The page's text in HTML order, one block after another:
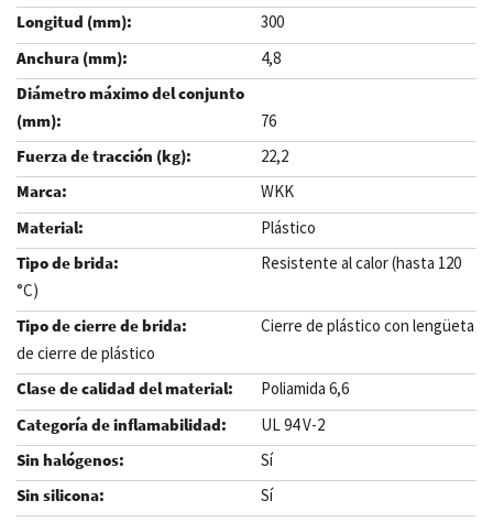
300
4,8
76
22,2
WKK
Plástico
Resistente al calor (hasta 120
°C)
Cierre de plástico con lengüeta
de cierre de plástico
Poliamida 6,6
UL 94 V-2
Sí
Sí